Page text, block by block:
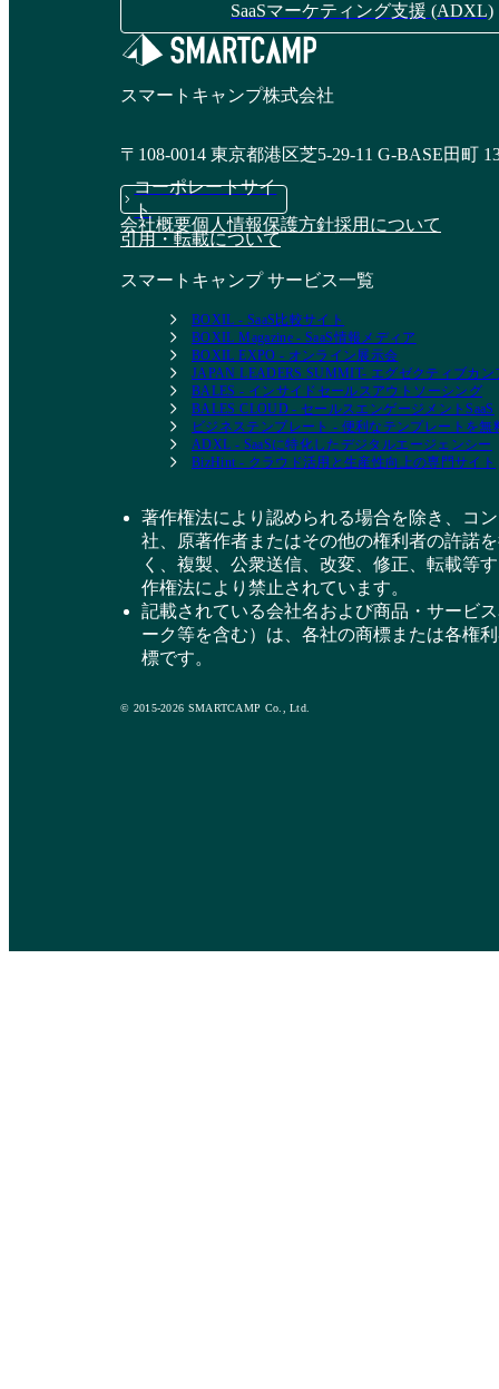
資料請求リストに追加
SaaSマーケティング支援 (ADXL)
スマートキャンプ株式会社
〒108-0014 東京都港区芝5-29-11 G-BASE田町
コーポレートサイ
ト
会社概要個人情報保護方針採用について
引用・転載について
スマートキャンプ サービス一覧
BOXIL - SaaS比較サイト
BOXIL Magazine - SaaS情報メディア
BOXIL EXPO - オンライン展示会
JAPAN LEADERS SUMMIT- エグゼクティブカン
BALES - インサイドセールスアウトソーシング
BALES CLOUD - セールスエンゲージメントSaaS
ビジネステンプレート - 便利なテンプレートを無
ADXL - SaaSに特化したデジタルエージェンシー
BizHint - クラウド活用と生産性向上の専門サイト
著作権法により認められる場合を除き、コ
社、原著作者またはその他の権利者の許諾
く、複製、公衆送信、改変、修正、転載等
作権法により禁止されています。
記載されている会社名および商品・サービ
ーク等を含む）は、各社の商標または各権
標です。
© 2015-2026 SMARTCAMP Co., Ltd.